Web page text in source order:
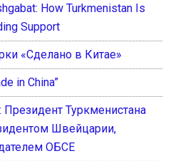
How Turkmenistan Is
Support
«Сделано в Китае»
in China”
Туркменистана
Швейцарии,
ОБСЕ